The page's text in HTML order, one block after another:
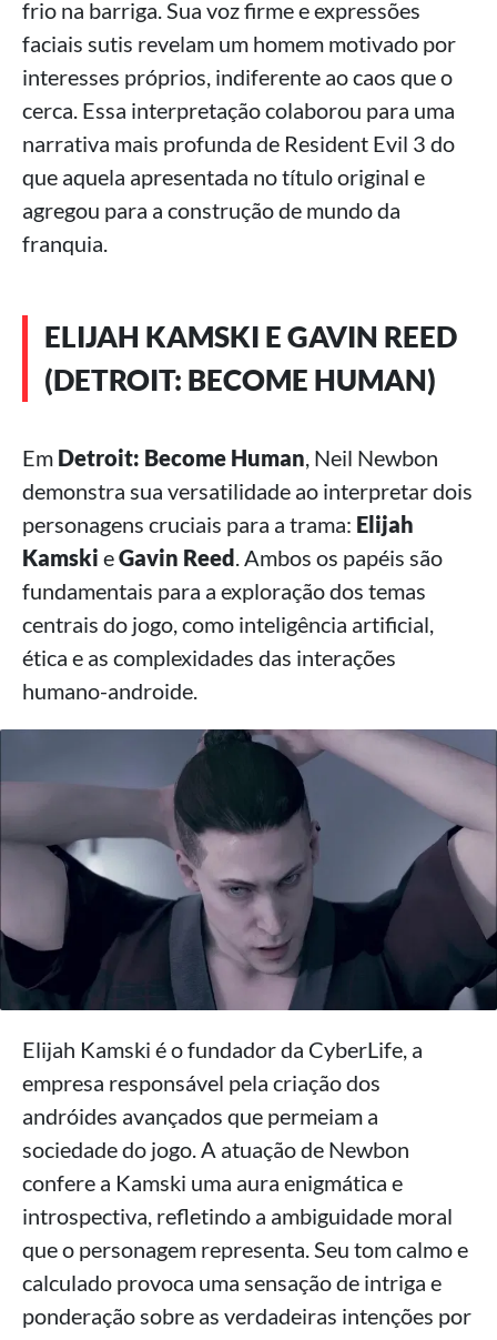
frio na barriga. Sua voz firme e expressões
faciais sutis revelam um homem motivado por
interesses próprios, indiferente ao caos que o
cerca. Essa interpretação colaborou para uma
narrativa mais profunda de Resident Evil 3 do
que aquela apresentada no título original e
agregou para a construção de mundo da
franquia.
ELIJAH KAMSKI E GAVIN REED
(DETROIT: BECOME HUMAN)
Em Detroit: Become Human, Neil Newbon
demonstra sua versatilidade ao interpretar dois
personagens cruciais para a trama: Elijah
Kamski eGavin Reed. Ambos os papéis são
fundamentais para a exploração dos temas
centrais do jogo, como inteligência artificial,
ética e as complexidades das interações
humano-androide.
Elijah Kamski é o fundador da CyberLife, a
empresa responsável pela criação dos
andróides avançados que permeiam a
sociedade do jogo. A atuação de Newbon
confere a Kamski uma aura enigmática e
introspectiva, refletindo a ambiguidade moral
que o personagem representa. Seu tom calmo e
calculado provoca uma sensação de intriga e
ponderação sobre as verdadeiras intenções por